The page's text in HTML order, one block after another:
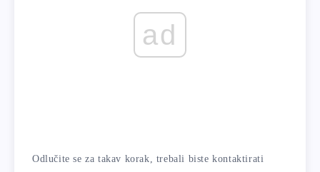
ad
Odlučite se za takav korak, trebali biste kontaktirati